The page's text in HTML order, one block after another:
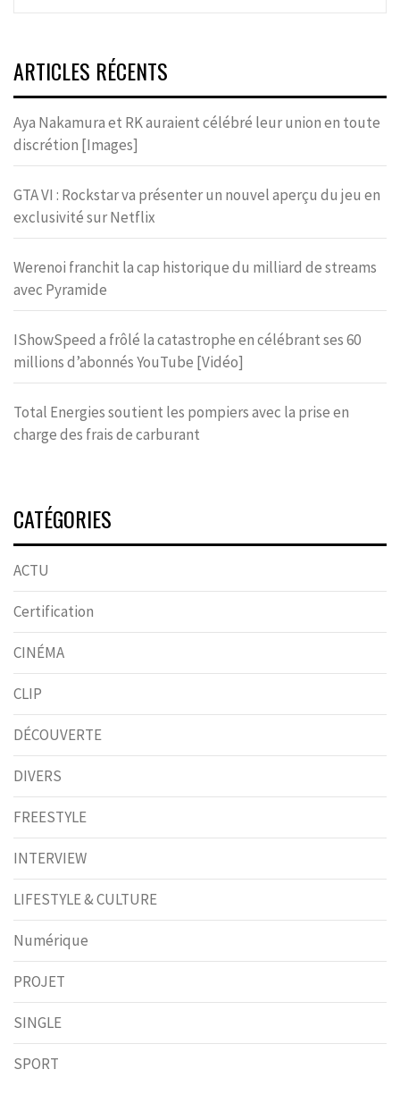
ARTICLES RÉCENTS
Aya Nakamura et RK auraient célébré leur union en toute
discrétion [Images]
GTA VI : Rockstar va présenter un nouvel aperçu du jeu en
exclusivité sur Netflix
Werenoi franchit la cap historique du milliard de streams
avec Pyramide
IShowSpeed a frôlé la catastrophe en célébrant ses 60
millions d’abonnés YouTube [Vidéo]
Total Energies soutient les pompiers avec la prise en
charge des frais de carburant
CATÉGORIES
ACTU
Certification
CINÉMA
CLIP
DÉCOUVERTE
DIVERS
FREESTYLE
INTERVIEW
LIFESTYLE & CULTURE
Numérique
PROJET
SINGLE
SPORT